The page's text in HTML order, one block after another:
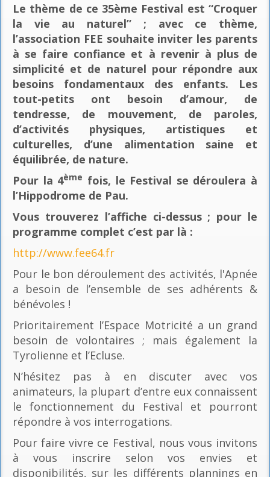
Le thème de ce 35ème Festival est “Croquer
la vie au naturel” ; avec ce thème,
l’association FEE souhaite inviter les parents
à se faire confiance et à revenir à plus de
simplicité et de naturel pour répondre aux
besoins fondamentaux des enfants. Les
tout-petits ont besoin d’amour, de
tendresse, de mouvement, de paroles,
d’activités physiques, artistiques et
culturelles, d’une alimentation saine et
équilibrée, de nature.
Pour la 4ème fois, le Festival se déroulera à
l’Hippodrome de Pau.
Vous trouverez l’affiche ci-dessus ; pour le
programme complet c’est par là :
http://www.fee64.fr
Pour le bon déroulement des activités, l'Apnée
a besoin de l’ensemble de ses adhérents &
bénévoles !
Prioritairement l’Espace Motricité a un grand
besoin de volontaires ; mais également la
Tyrolienne et l’Ecluse.
N’hésitez pas à en discuter avec vos
animateurs, la plupart d’entre eux connaissent
le fonctionnement du Festival et pourront
répondre à vos interrogations.
Pour faire vivre ce Festival, nous vous invitons
à vous inscrire selon vos envies et
disponibilités, sur les différents plannings en